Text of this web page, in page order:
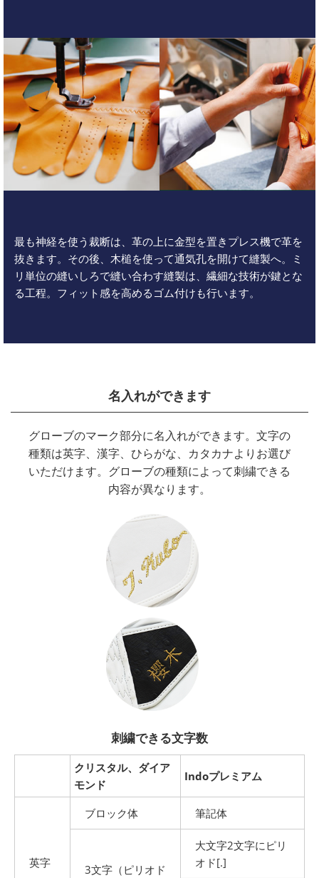
最も神経を使う裁断は、革の上に金型を置きプレス機で革を
抜きます。その後、木槌を使って通気孔を開けて縫製へ。ミ
リ単位の縫いしろで縫い合わす縫製は、繊細な技術が鍵とな
る工程。フィット感を高めるゴム付けも行います。
名入れができます
グローブのマーク部分に名入れができます。文字の
種類は英字、漢字、ひらがな、カタカナよりお選び
いただけます。グローブの種類によって刺繍できる
内容が異なります。
刺繍できる文字数
クリスタル、ダイア
モンド
Indoプレミアム
英字
ブロック体 筆記体
3文字（ピリオド
大文字2文字にピリ
オド[.]